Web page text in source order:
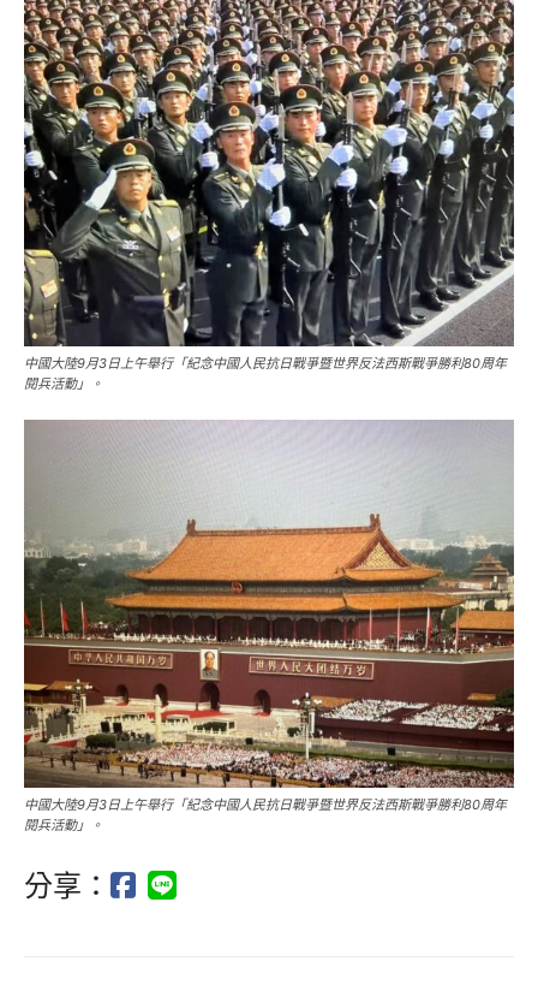
中國大陸9月3日上午舉行「紀念中國人民抗日戰爭暨世界反法西斯戰爭勝利80周年
閱兵活動」。
中國大陸9月3日上午舉行「紀念中國人民抗日戰爭暨世界反法西斯戰爭勝利80周年
閱兵活動」。
分享：